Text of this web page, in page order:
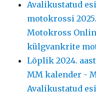
Avalikustatud
motokrossi
Motokross
külgvankrite
Lõplik 2024.
MM kalender -
Avalikustatud